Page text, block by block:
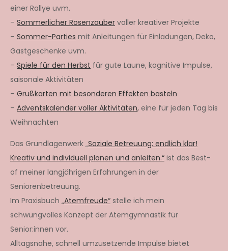
einer Rallye uvm.
– Sommerlicher Rosenzauber voller kreativer Projekte
– Sommer-Parties mit Anleitungen für Einladungen, Deko,
Gastgeschenke uvm.
– Spiele für den Herbst für gute Laune, kognitive Impulse,
saisonale Aktivitäten
– Grußkarten mit besonderen Effekten basteln
– Adventskalender voller Aktivitäten, eine für jeden Tag bis
Weihnachten
Das Grundlagenwerk „Soziale Betreuung: endlich klar!
Kreativ und individuell planen und anleiten.“ ist das Best-
of meiner langjährigen Erfahrungen in der
Seniorenbetreuung.
Im Praxisbuch „Atemfreude“ stelle ich mein
schwungvolles Konzept der Atemgymnastik für
Senior:innen vor.
Alltagsnahe, schnell umzusetzende Impulse bietet